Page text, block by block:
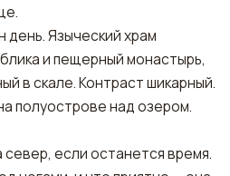
день. Языческий храм
и пещерный монастырь,
в скале. Контраст шикарный.
полуострове над озером.
если останется время.